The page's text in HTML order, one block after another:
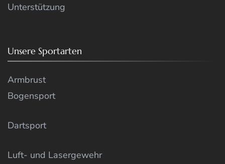
Unterstützung
Unsere Sportarten
Armbrust
Bogensport
Dartsport
Luft- und Lasergewehr